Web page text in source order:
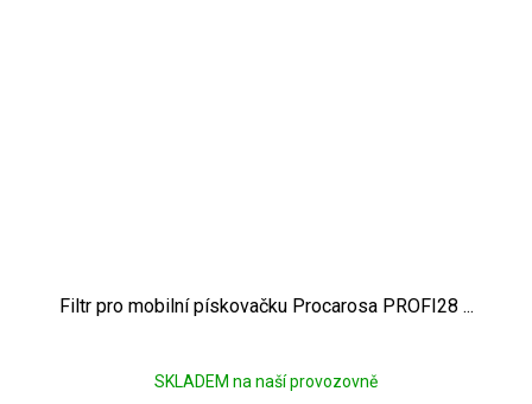
Filtr pro mobilní pískovačku Procarosa PROFI28 ...
SKLADEM na naší provozovně